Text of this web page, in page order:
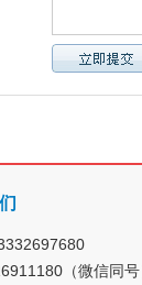
（微信同